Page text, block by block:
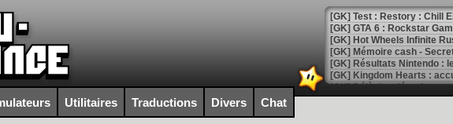
[GK] Test : Restory : Chill
[GK] GTA 6 : Rockstar
[GK] Hot Wheels Infinite
[GK] Mémoire cash -
[GK] Résultats Nintendo :
[GK] Déjà des
[Mo5] Brickboy cherche à
Utilitaires Traductions Divers Chat